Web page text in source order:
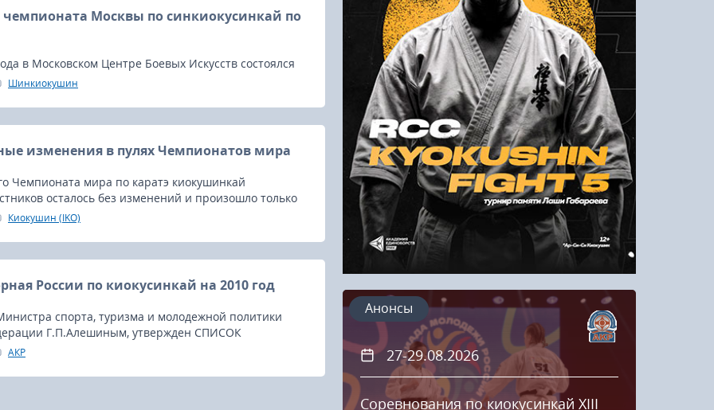
Москвы по синкиокусинкай по
в Московском Центре Боевых Искусств состоялся
по синкиокусинкай по кумитэ среди мужчин и
Шинкиокушин
изменения в пулях Чемпионатов мира
Чемпионата мира по каратэ киокушинкай
осталось без изменений и произошло только
сборника!), то женская пуля претерпела
Киокушин (IKO)
России по киокусинкай на 2010 год
спорта, туризма и молодежной политики
Г.П.Алешиным, утвержден СПИСОК
команд Российской Федерации по Киокусинкай
АКР
Войти
Напомнить пароль
Регистрация
27-29.08.2026
Соревнования по киокусинкай XIII
Анонсы